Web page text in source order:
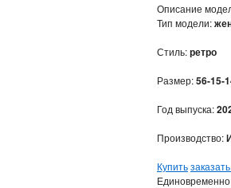
Описание
Тип модели:
Стиль:ретро
Размер:56-15-
Год выпуска:
Производство:
Купить